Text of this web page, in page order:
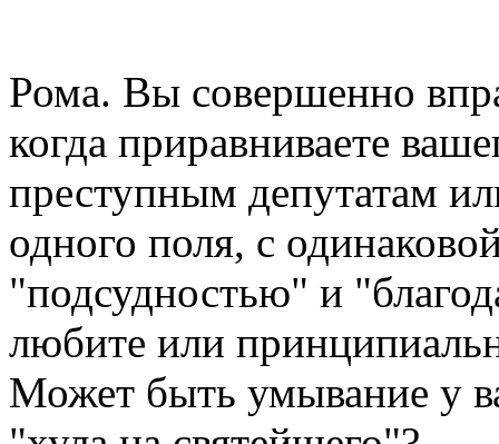
Рома. Вы совершенно
когда приравниваете
преступным депутатам
одного поля, с
"подсудностью" и
любите или
Может быть умывание у